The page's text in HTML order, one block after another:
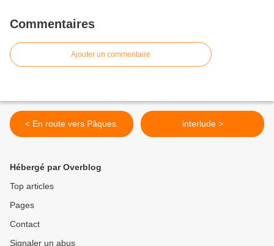
Commentaires
Ajouter un commentaire
< En route vers Pâques. interlude >
Hébergé par Overblog
Top articles
Pages
Contact
Signaler un abus